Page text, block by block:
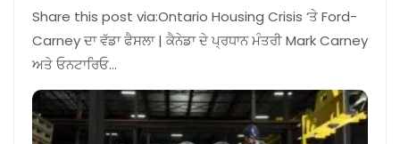
Share this post via:Ontario Housing Crisis ‘ਤੇ Ford-
Carney ਦਾ ਵੱਡਾ ਫੈਸਲਾ | ਕੈਨੇਡਾ ਦੇ ਪ੍ਰਧਾਨ ਮੰਤਰੀ Mark Carney
ਅਤੇ ਓਨਟਾਰਿਓ…